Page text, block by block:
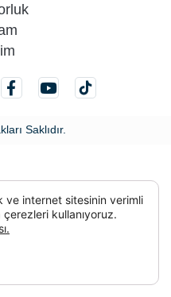
Saklıdır.
ve internet sitesinin verimli
çerezleri kullanıyoruz.